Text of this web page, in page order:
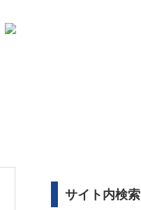
サイト内検索